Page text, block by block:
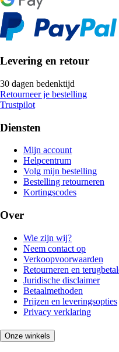
Levering en retour
30 dagen bedenktijd
Retourneer je bestelling
Trustpilot
Diensten
Mijn account
Helpcentrum
Volg mijn bestelling
Bestelling retourneren
Kortingscodes
Over
Wie zijn wij?
Neem contact op
Verkoopvoorwaarden
Retourneren en
Juridische disclaimer
Betaalmethoden
Prijzen en leveringsopties
Privacy verklaring
Onze winkels